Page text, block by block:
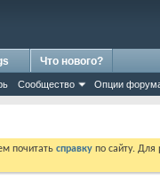
Сообщество Опции
Что нового?
почитать справку по сайту.